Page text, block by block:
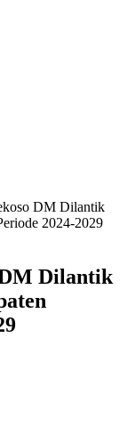
DM Dilantik
2024-2029
Dilantik